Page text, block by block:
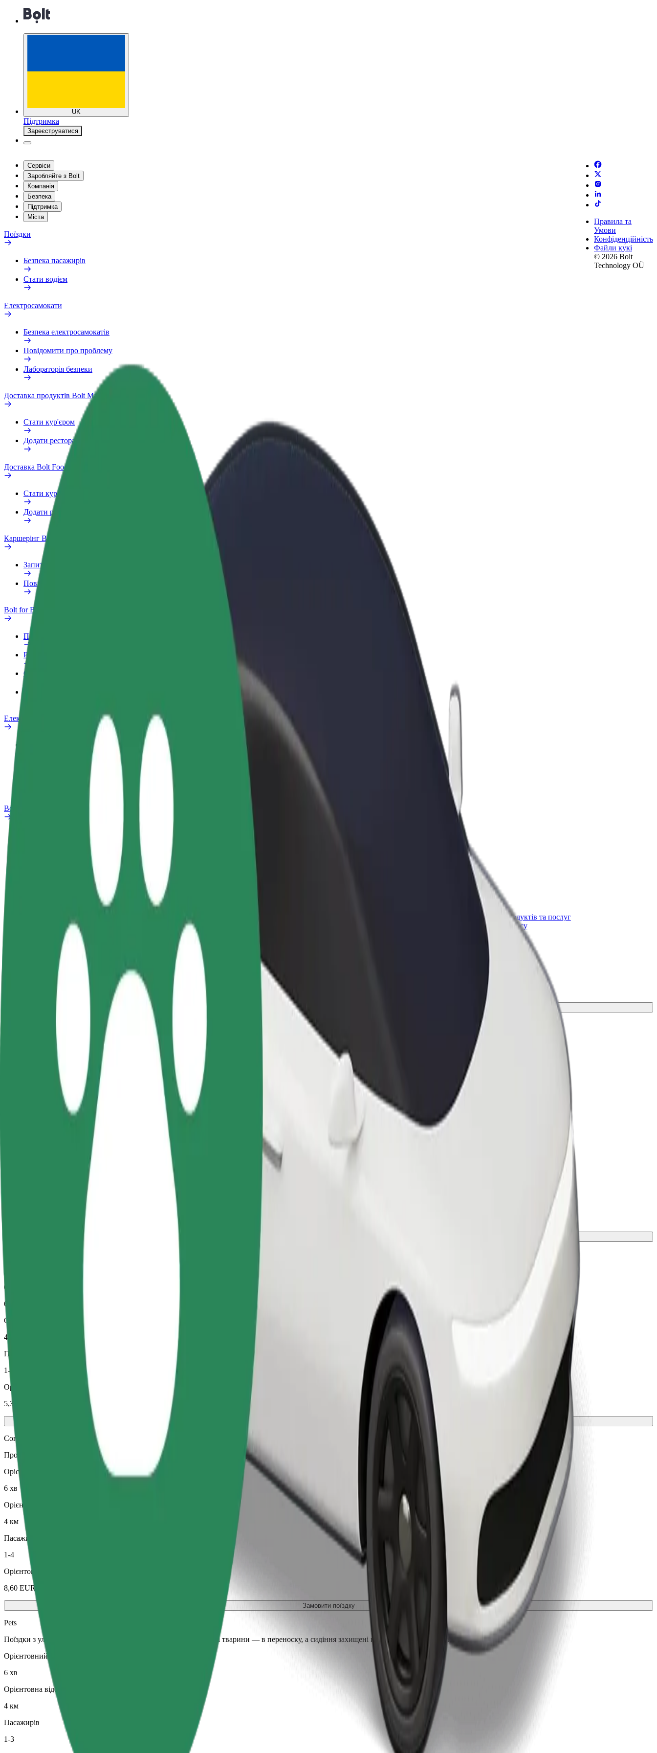
UK
Підтримка
Зареєструватися
Сервіси
Заробляйте з Bolt
Компанія
Безпека
Підтримка
Міста
Поїздки
Безпека пасажирів
Стати водієм
Електросамокати
Безпека електросамокатів
Повідомити про проблему
Лабораторія безпеки
Доставка продуктів Bolt Market
Стати кур'єром
Додати ресторан чи крамницю
Доставка Bolt Food
Стати кур'єром
Додати ресторан чи крамницю
Каршерінг Bolt Drive
Запитання та відповіді
Повідомити про проблему з ТЗ
Bolt for Business
Переваги
Робочий обліковий запис
Сервіси
Електровелосипеди
Повідомити про проблему
Запитання та відповіді
Bolt Plus
Запитання та відповіді
власних умовах
Стати кур'єром
Bolt for Business
Масштабування продуктів та послуг
Bolt для вашого бізнесу
Правила та
Умови
Конфіденційність
Файли ку́кі
© 2026 Bolt
Technology OÜ
Як дістатися за маршрутом Sõmeru – Vaala keskus
Хочеш дістатися за маршрутом "Sõmeru" – "Vaala keskus"? Ознайомся з нашими сервісами та знайди ідеальний спосіб пересування для своєї поїздки.
Завантажити застосунок
Зручність та комфорт — всього у декілька кліків!
Надійні поїздки на повсякденних авто середнього класу.
Орієнтовний час поїздки
Дитяче крісло з ременями безпеки для дітей віком 2–6 років (приблизно 10–30 кг). Уточни у водія точні обмеження за віком, вагою та зростом.
Орієнтовний час поїздки
6 хв
Орієнтовна відстань
4 км
Пасажирів
1-3
Орієнтовна вартість
5,30 EUR
Comfort
Просторі поїздки з більшим простором для ніг та місцем для зберігання речей
Орієнтовний час поїздки
6 хв
Орієнтовна відстань
4 км
Пасажирів
1-4
Орієнтовна вартість
8,60 EUR
Замовити поїздку
Pets
Поїздки з улюбленцем. Собаки мають бути в наморднику, дрібні тварини — в переноску, а сидіння захищені ковдрою або підстилкою.
Орієнтовний час поїздки
6 хв
Орієнтовна відстань
4 км
Пасажирів
1-3